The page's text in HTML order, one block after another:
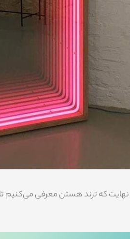
نهایت که ترند هستن معرفی